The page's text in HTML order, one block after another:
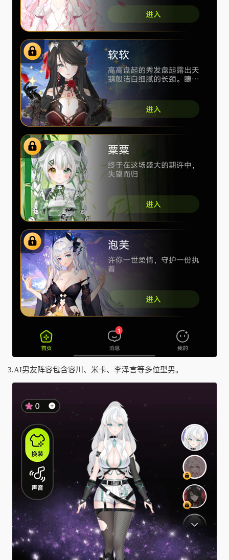
3.AI男友阵容包含容川、米卡、李泽言等多位型男。